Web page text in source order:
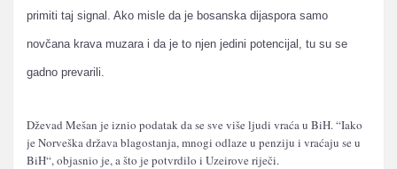
primiti taj signal. Ako misle da je bosanska dijaspora samo
novčana krava muzara i da je to njen jedini potencijal, tu su se
gadno prevarili.
Dževad Mešan je iznio podatak da se sve više ljudi vraća u BiH. “Iako
je Norveška država blagostanja, mnogi odlaze u penziju i vraćaju se u
BiH“, objasnio je, a što je potvrdilo i Uzeirove riječi.